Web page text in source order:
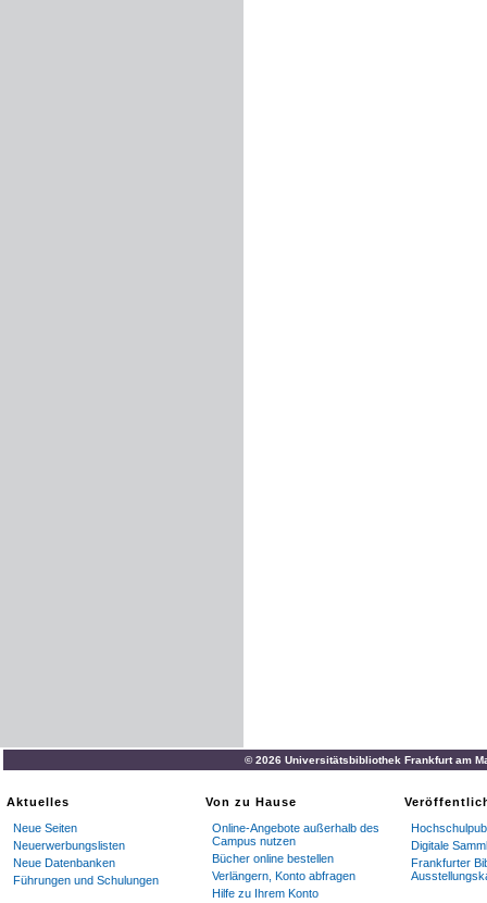
© 2026 Universitätsbibliothek Frankfurt am
Aktuelles
Neue Seiten
Neuerwerbungslisten
Neue Datenbanken
Führungen und Schulungen
Von zu Hause
Online-Angebote außerhalb des
Campus nutzen
Bücher online bestellen
Verlängern, Konto abfragen
Hilfe zu Ihrem Konto
Digitale
Frankfurter